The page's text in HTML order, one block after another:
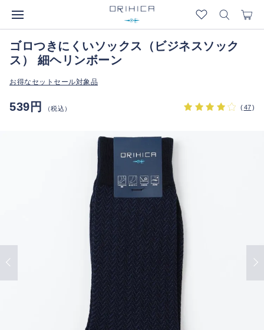
ゴロつきにくいソックス（ビジネスソック
ス） 細ヘリンボーン
お得なセットセール対象品
539円 （税込） (47)